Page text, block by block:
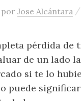
por Jose Alcántara /
pérdida de
de un lado
si te lo
puede